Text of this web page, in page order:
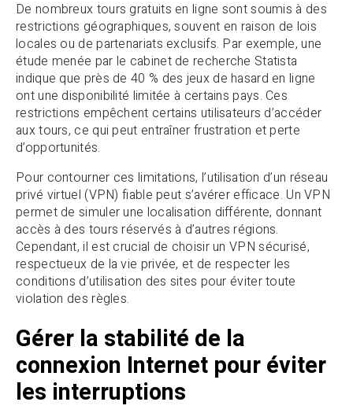
De nombreux tours gratuits en ligne sont soumis à des
restrictions géographiques, souvent en raison de lois
locales ou de partenariats exclusifs. Par exemple, une
étude menée par le cabinet de recherche Statista
indique que près de 40 % des jeux de hasard en ligne
ont une disponibilité limitée à certains pays. Ces
restrictions empêchent certains utilisateurs d’accéder
aux tours, ce qui peut entraîner frustration et perte
d’opportunités.
Pour contourner ces limitations, l’utilisation d’un réseau
privé virtuel (VPN) fiable peut s’avérer efficace. Un VPN
permet de simuler une localisation différente, donnant
accès à des tours réservés à d’autres régions.
Cependant, il est crucial de choisir un VPN sécurisé,
respectueux de la vie privée, et de respecter les
conditions d’utilisation des sites pour éviter toute
violation des règles.
Gérer la stabilité de la
connexion Internet pour éviter
les interruptions